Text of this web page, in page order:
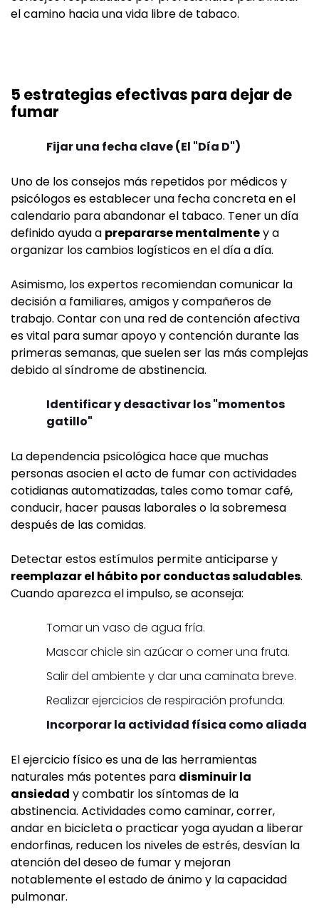
el camino hacia una vida libre de tabaco.
5 estrategias efectivas para dejar de
fumar
Fijar una fecha clave (El "Día D")
Uno de los consejos más repetidos por médicos y
psicólogos es establecer una fecha concreta en el
calendario para abandonar el tabaco. Tener un día
definido ayuda a prepararse mentalmentey a
organizar los cambios logísticos en el día a día.
Asimismo, los expertos recomiendan comunicar la
decisión a familiares, amigos y compañeros de
trabajo. Contar con una red de contención afectiva
es vital para sumar apoyo y contención durante las
primeras semanas, que suelen ser las más complejas
debido al síndrome de abstinencia.
Identificar y desactivar los "momentos
gatillo"
La dependencia psicológica hace que muchas
personas asocien el acto de fumar con actividades
cotidianas automatizadas, tales como tomar café,
conducir, hacer pausas laborales o la sobremesa
después de las comidas.
Detectar estos estímulos permite anticiparse y
reemplazar el hábito por conductas saludables.
Cuando aparezca el impulso, se aconseja:
Tomar un vaso de agua fría.
Mascar chicle sin azúcar o comer una fruta.
Salir del ambiente y dar una caminata breve.
Realizar ejercicios de respiración profunda.
Incorporar la actividad física como aliada
El ejercicio físico es una de las herramientas
naturales más potentes para disminuir la
ansiedad y combatir los síntomas de la
abstinencia. Actividades como caminar, correr,
andar en bicicleta o practicar yoga ayudan a liberar
endorfinas, reducen los niveles de estrés, desvían la
atención del deseo de fumar y mejoran
notablemente el estado de ánimo y la capacidad
pulmonar.